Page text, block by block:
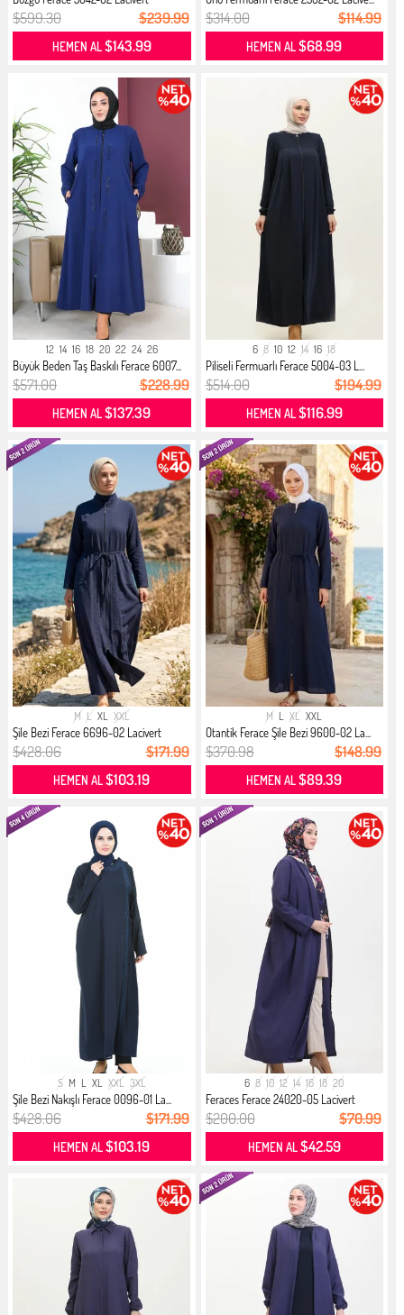
$599.30 $239.99
HEMEN AL$143.99
$314.00 $114.99
HEMEN AL$68.99
12 14 16 18 20 22 24 26
Büyük Beden Taş Baskılı Ferace 6007...
$571.00 $228.99
HEMEN AL$137.39
6 8 10 12 14 16 18
Piliseli Fermuarlı Ferace 5004-03 L...
$514.00 $194.99
HEMEN AL$116.99
M L XL XXL
Şile Bezi Ferace 6696-02 Lacivert
$428.06 $171.99
HEMEN AL$103.19
M L XL XXL
Otantik Ferace Şile Bezi 9600-02 La...
$370.98 $148.99
HEMEN AL$89.39
S M L XL XXL 3XL
Şile Bezi Nakışlı Ferace 0096-01 La...
$428.06 $171.99
HEMEN AL$103.19
6 8 10 12 14 16 18 20
Feraces Ferace 24020-05 Lacivert
$200.00 $70.99
HEMEN AL$42.59